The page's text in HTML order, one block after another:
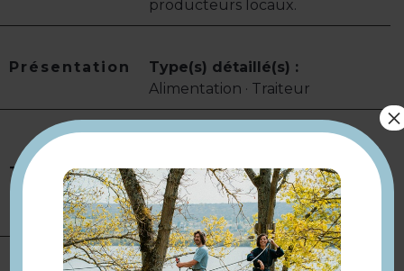
producteurs locaux.
Présentation
Type(s) détaillé(s) :
Alimentation · Traiteur
Tarifs
Contacter le traiteur afin de
pouvoir avoir la tarification et/ou
un devis.
Modes de paiement :Carte
bancaire/crédit · Espèces
Il est nécessaire de réserver afin
×